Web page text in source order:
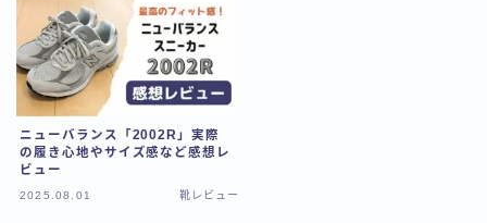
インソール
Audible
一人暮らしグッズ
ニューバランス「2002R」実際
の履き心地やサイズ感など感想レ
ビュー
2025.08.01 靴レビュー